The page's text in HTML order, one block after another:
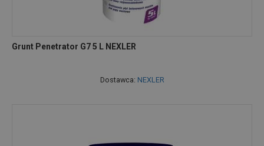
Grunt Penetrator G7 5 L NEXLER
Dostawca: NEXLER